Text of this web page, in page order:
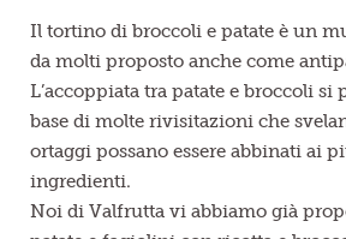
Il tortino di broccoli e patate è un
da molti proposto anche come
L’accoppiata tra patate e broccoli si
base di molte rivisitazioni che
ortaggi possano essere abbinati ai
ingredienti.
Noi di Valfrutta vi abbiamo già